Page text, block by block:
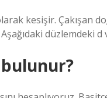
kesişir. Çakışan
düzlemdeki d